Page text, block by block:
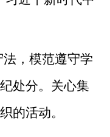
，模范遵守学
处分。关心集
的活动。